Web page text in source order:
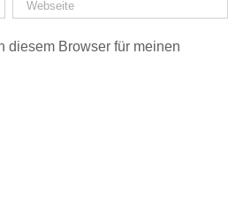
diesem Browser für meinen